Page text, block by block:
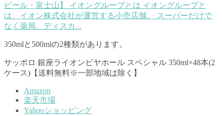
ビール・富士山】
イオングループとは イオングループと
は、イオン株式会社が運営する小売店舗。 スーパーだけで
なく薬局、ディスカ...
350mlと500mlの2種類があります。
サッポロ 銀座ライオンビヤホール スペシャル 350ml×48本(2
ケース)【送料無料※一部地域は除く】
Amazon
楽天市場
Yahooショッピング